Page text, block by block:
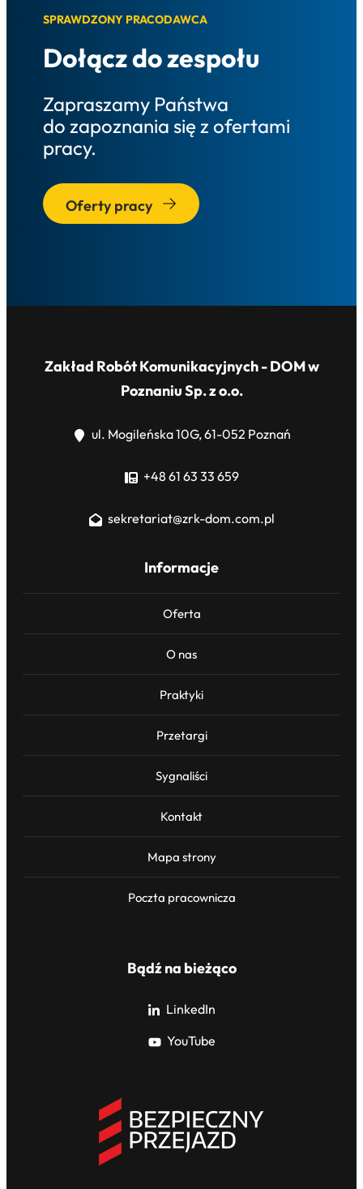
SPRAWDZONY PRACODAWCA
Dołącz do zespołu
Zapraszamy Państwa
do zapoznania się z ofertami
pracy.
Oferty pracy
Zakład Robót Komunikacyjnych - DOM w
Poznaniu Sp. z o.o.
ul. Mogileńska 10G, 61-052 Poznań
+48 61 63 33 659
sekretariat@zrk-dom.com.pl
Informacje
Oferta
O nas
Praktyki
Przetargi
Sygnaliści
Kontakt
Mapa strony
Poczta pracownicza
Bądź na bieżąco
LinkedIn
YouTube